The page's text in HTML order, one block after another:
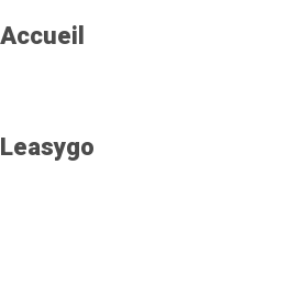
Accueil
Leasygo